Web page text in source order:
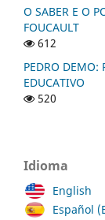
O SABER E O
FOUCAULT
612
PEDRO DEMO:
EDUCATIVO
520
Idioma
English
Español